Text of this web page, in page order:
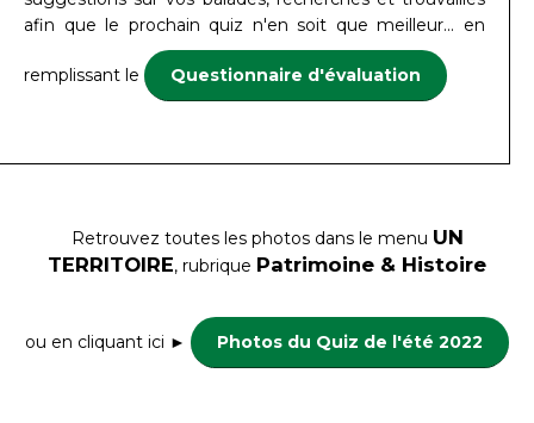
afin que le prochain quiz n'en soit que meilleur... en
remplissant le Questionnaire d'évaluation
Retrouvez toutes les photos dans le menu UN
TERRITOIRE, rubrique Patrimoine & Histoire
ou en cliquant ici ► Photos du Quiz de l'été 2022